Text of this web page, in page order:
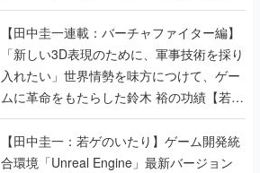
【若ゲのいたり最終回】
【田中圭一連載：バーチャファイター編】
「新しい3D表現のために、軍事技術を採り
入れたい」世界情勢を味方につけて、ゲー
ムに革命をもたらした鈴木 裕の功績【若ゲ
のいたり】
【田中圭一：若ゲのいたり】ゲーム開発統
合環境「Unreal Engine」最新バージョン